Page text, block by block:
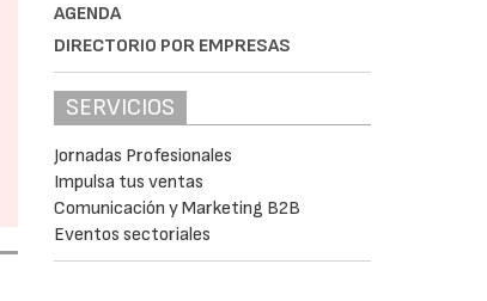
AGENDA
DIRECTORIO POR EMPRESAS
SERVICIOS
Jornadas Profesionales
Impulsa tus ventas
Comunicación y Marketing B2B
Eventos sectoriales